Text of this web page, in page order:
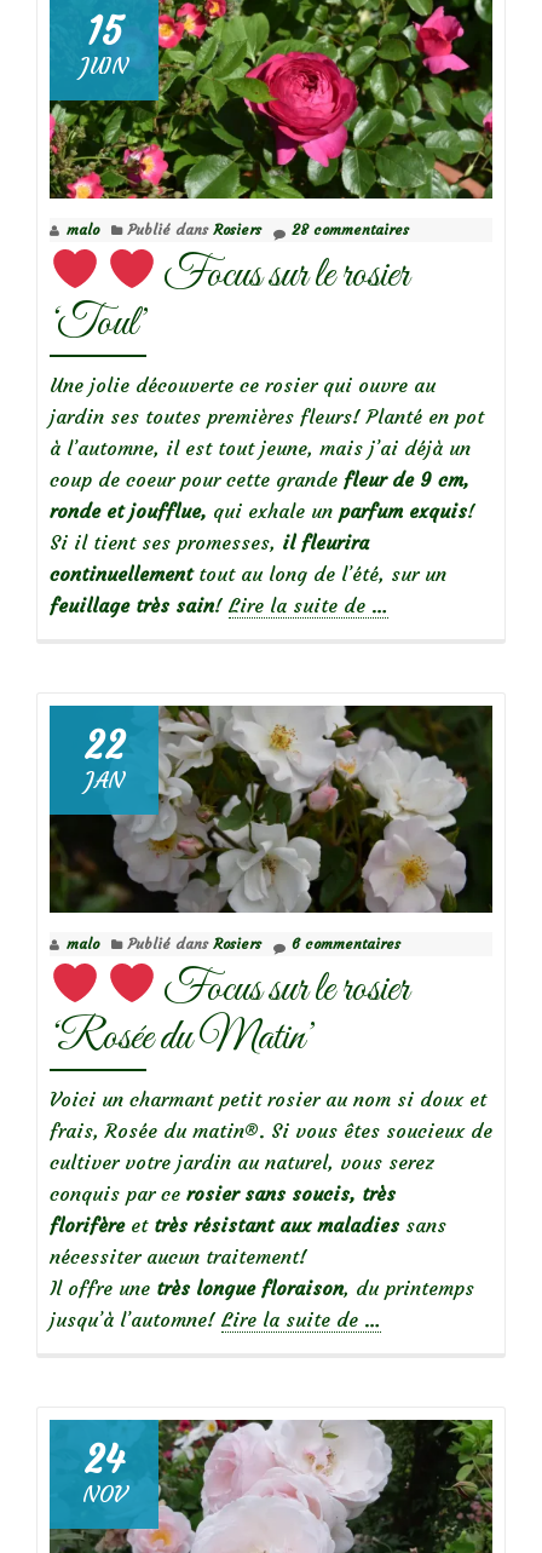
Focus
sur
le
rosier
Romain
Rolland
15
JUIN
malo Publié dans Rosiers 28 commentaires
Focus sur le rosier
‘Toul’
Une jolie découverte ce rosier qui ouvre au
jardin ses toutes premières fleurs! Planté en pot
à l’automne, il est tout jeune, mais j’ai déjà un
coup de coeur pour cette grande fleur de 9 cm,
ronde et joufflue, qui exhale un parfum exquis!
Si il tient ses promesses, il fleurira
continuellementtout au long de l’été, sur un
feuillage très sain! Lire la suite de à
Focus
sur
le
rosier
‘Toul’
…
22
JAN
malo Publié dans Rosiers 6 commentaires
Focus sur le rosier
‘Rosée du Matin’
Voici un charmant petit rosier au nom si doux et
frais, Rosée du matin®. Si vous êtes soucieux de
cultiver votre jardin au naturel, vous serez
conquis par ce rosier sans soucis, très
florifèreet très résistant aux maladies sans
nécessiter aucun traitement!
Il offre une très longue floraison, du printemps
jusqu’à l’automne! Lire la suite de à
Focus
sur
le
…
24
NOV